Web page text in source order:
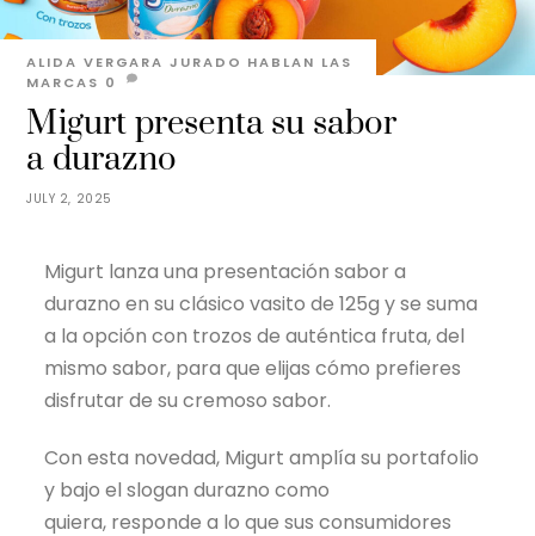
JULY 2, 2025
Migurt presenta su sabor
a durazno
ALIDA VERGARA JURADO HABLAN LAS
MARCAS 0
Migurt lanza una presentación sabor a
durazno en su clásico vasito de 125g y se suma
a la opción con trozos de auténtica fruta, del
mismo sabor, para que elijas cómo prefieres
disfrutar de su cremoso sabor.
Con esta novedad, Migurt amplía su portafolio
y bajo el slogan durazno como
quiera, responde a lo que sus consumidores